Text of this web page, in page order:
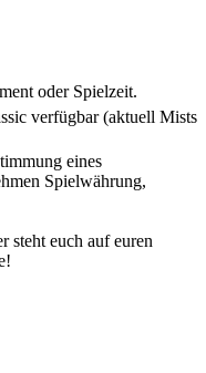
oder Spielzeit.
verfügbar (aktuell Mists
eines
Spielwährung,
steht euch auf euren